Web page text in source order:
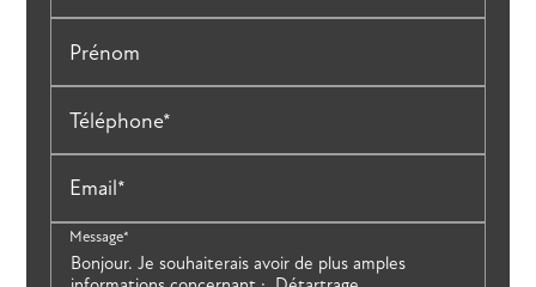
Prénom
Téléphone*
Email*
Message*